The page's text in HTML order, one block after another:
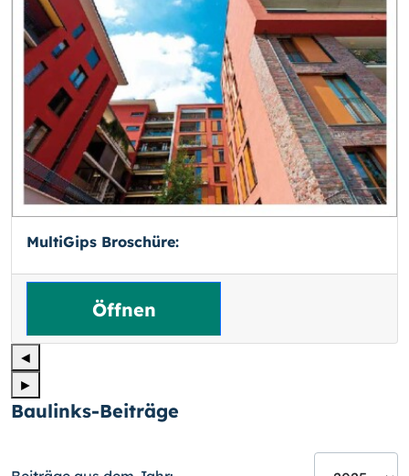
MultiGips Broschüre:
Öffnen
◄
►
Baulinks-Beiträge